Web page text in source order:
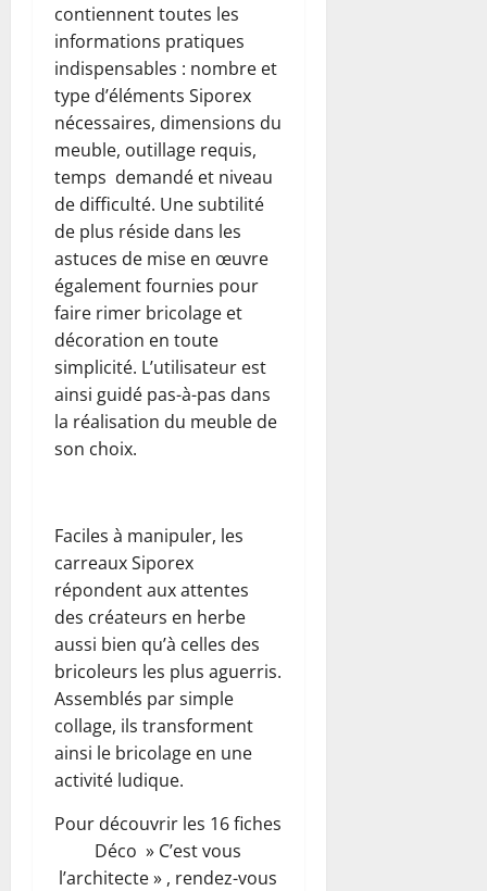
contiennent toutes les
informations pratiques
indispensables : nombre et
type d’éléments Siporex
nécessaires, dimensions du
meuble, outillage requis,
temps demandé et niveau
de difficulté. Une subtilité
de plus réside dans les
astuces de mise en œuvre
également fournies pour
faire rimer bricolage et
décoration en toute
simplicité. L’utilisateur est
ainsi guidé pas-à-pas dans
la réalisation du meuble de
son choix.
Faciles à manipuler, les
carreaux Siporex
répondent aux attentes
des créateurs en herbe
aussi bien qu’à celles des
bricoleurs les plus aguerris.
Assemblés par simple
collage, ils transforment
ainsi le bricolage en une
activité ludique.
Pour découvrir les 16 fiches
Déco » C’est vous
l’architecte » , rendez-vous